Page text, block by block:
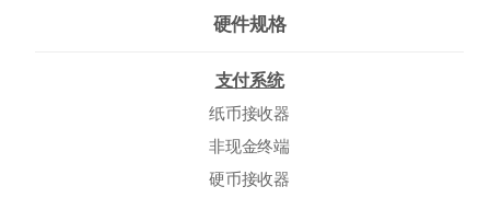
硬件规格
支付系统
纸币接收器
非现金终端
硬币接收器